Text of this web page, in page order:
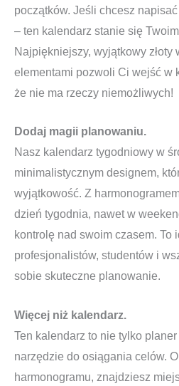
początków. Jeśli chcesz
– ten kalendarz stanie się
Najpiękniejszy, wyjątkowy złoty
elementami pozwoli Ci wejść w
że nie ma rzeczy niemożliwych!
Dodaj magii planowaniu.
Nasz kalendarz tygodniowy w
minimalistycznym designem,
wyjątkowość. Z
dzień tygodnia, nawet w
kontrolę nad swoim czasem. To
profesjonalistów, studentów i
sobie skuteczne planowanie.
Więcej niż kalendarz.
Ten kalendarz to nie tylko
narzędzie do osiągania celów.
harmonogramu, znajdziesz